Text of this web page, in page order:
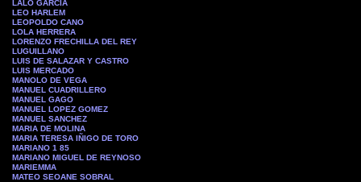
LALO GARCIA
LEO HARLEM
LEOPOLDO CANO
LOLA HERRERA
LORENZO FRECHILLA DEL REY
LUGUILLANO
LUIS DE SALAZAR Y CASTRO
LUIS MERCADO
MANOLO DE VEGA
MANUEL CUADRILLERO
MANUEL GAGO
MANUEL LOPEZ GOMEZ
MANUEL SANCHEZ
MARIA DE MOLINA
MARIA TERESA IÑIGO DE TORO
MARIANO 1 85
MARIANO MIGUEL DE REYNOSO
MARIEMMA
MATEO SEOANE SOBRAL